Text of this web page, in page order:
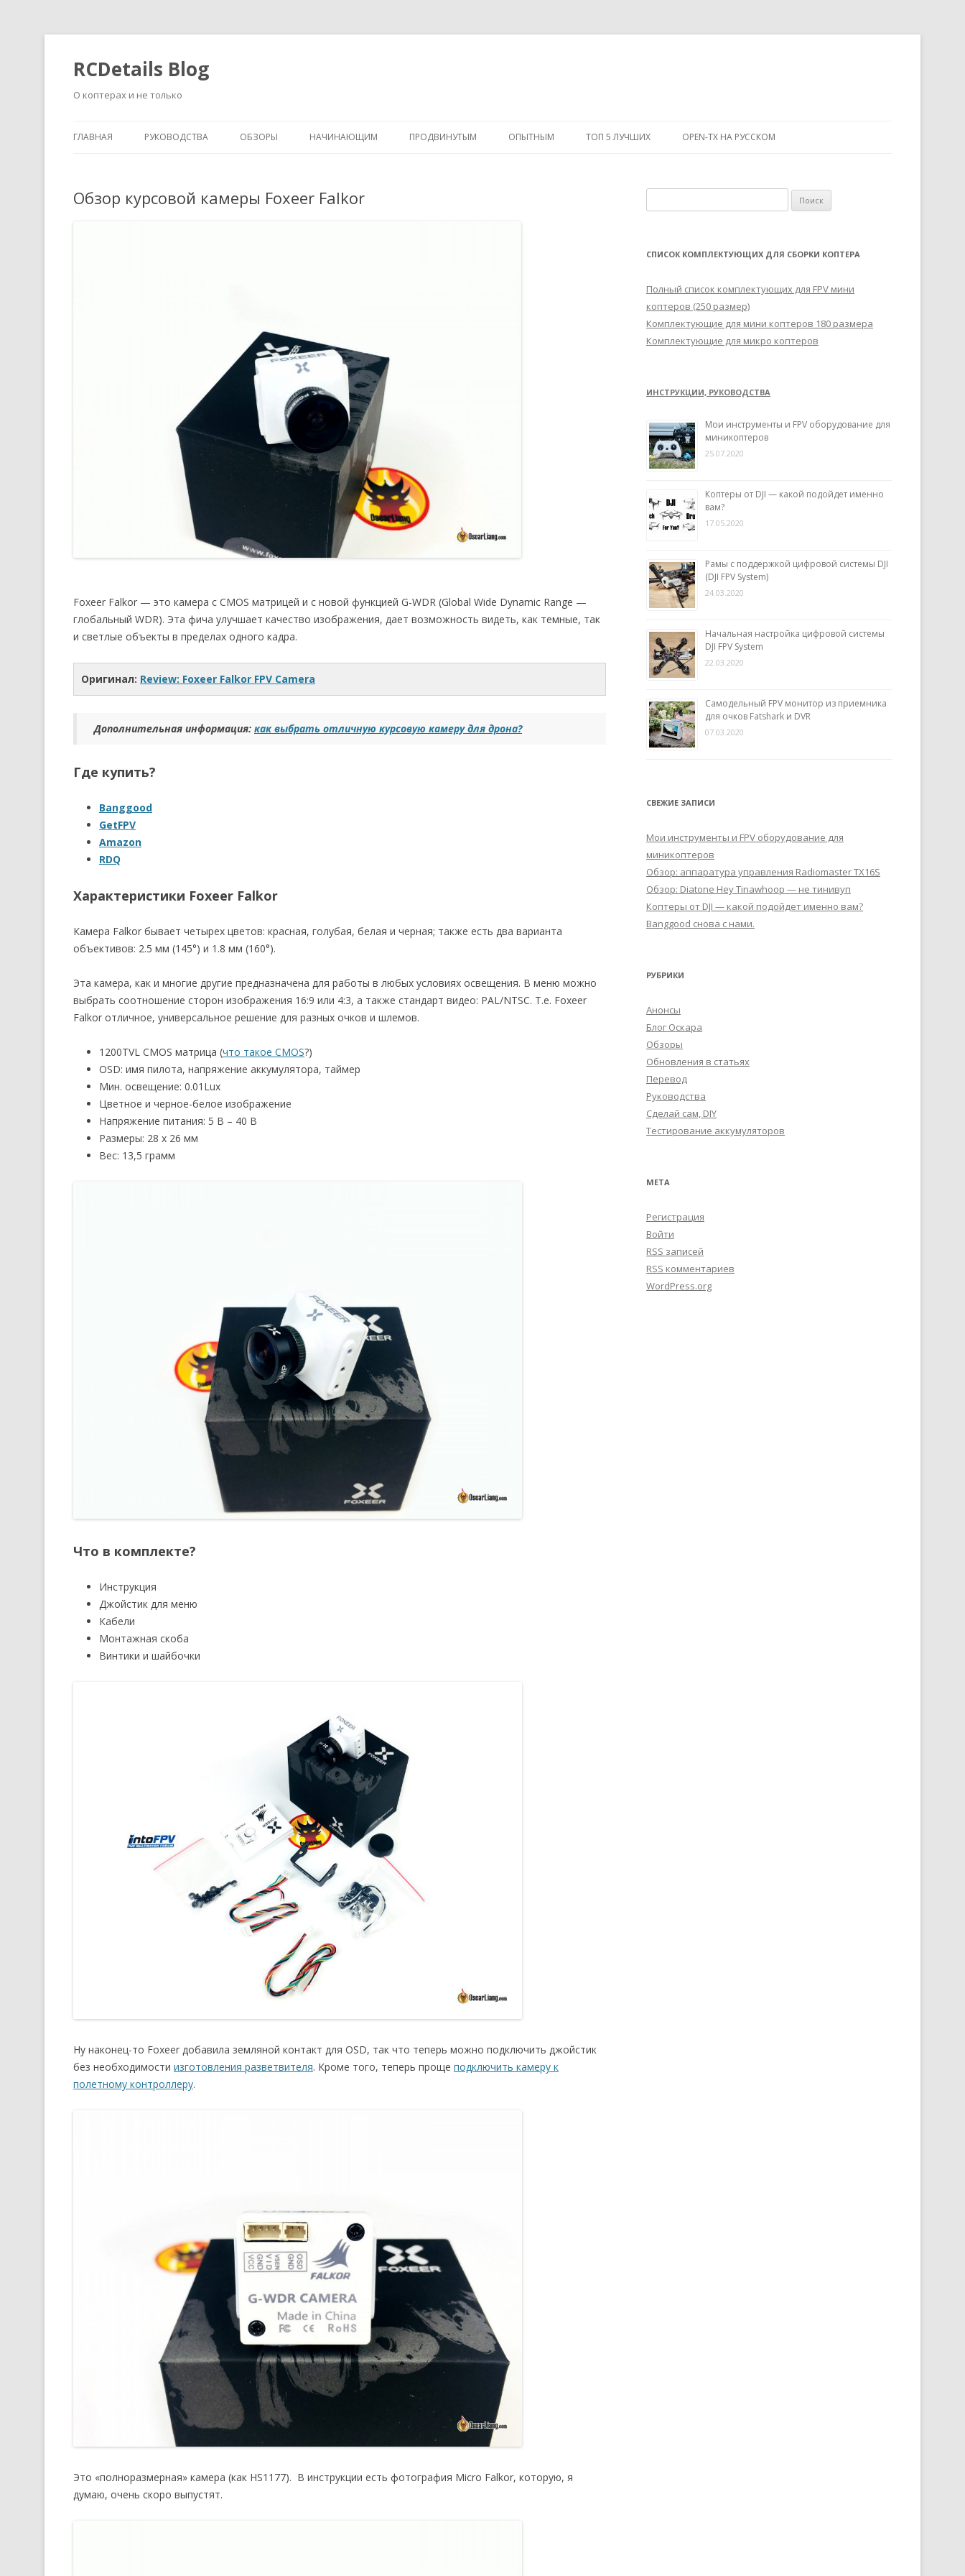
RCDetails Blog
О коптерах и не только
ГЛАВНАЯ РУКОВОДСТВА ОБЗОРЫ НАЧИНАЮЩИМ ПРОДВИНУТЫМ ОПЫТНЫМ ТОП 5 ЛУЧШИХ OPEN-TX НА РУССКОМ
Обзор курсовой камеры Foxeer Falkor
Foxeer Falkor — это камера с CMOS матрицей и с новой функцией G-WDR (Global Wide Dynamic Range —
глобальный WDR). Эта фича улучшает качество изображения, дает возможность видеть, как темные, так
и светлые объекты в пределах одного кадра.
Оригинал: Review: Foxeer Falkor FPV Camera
Дополнительная информация: как выбрать отличную курсовую камеру для дрона?
Где купить?
Banggood
GetFPV
Amazon
RDQ
Характеристики Foxeer Falkor
Камера Falkor бывает четырех цветов: красная, голубая, белая и черная; также есть два варианта
объективов: 2.5 мм (145°) и 1.8 мм (160°).
Эта камера, как и многие другие предназначена для работы в любых условиях освещения. В меню можно
выбрать соотношение сторон изображения 16:9 или 4:3, а также стандарт видео: PAL/NTSC. Т.е. Foxeer
Falkor отличное, универсальное решение для разных очков и шлемов.
1200TVL CMOS матрица (что такое CMOS?)
OSD: имя пилота, напряжение аккумулятора, таймер
Мин. освещение: 0.01Lux
Цветное и черное-белое изображение
Напряжение питания: 5 В – 40 В
Размеры: 28 x 26 мм
Вес: 13,5 грамм
Что в комплекте?
Инструкция
Джойстик для меню
Кабели
Монтажная скоба
Винтики и шайбочки
Ну наконец-то Foxeer добавила земляной контакт для OSD, так что теперь можно подключить джойстик
без необходимости изготовления разветвителя. Кроме того, теперь проще подключить камеру к
полетному контроллеру.
Это «полноразмерная» камера (как HS1177). В инструкции есть фотография Micro Falkor, которую, я
думаю, очень скоро выпустят.
а
т
:
СПИСОК КОМПЛЕКТУЮЩИХ ДЛЯ СБОРКИ КОПТЕРА
Полный список комплектующих для FPV мини
коптеров (250 размер)
Комплектующие для мини коптеров 180 размера
Комплектующие для микро коптеров
ИНСТРУКЦИИ, РУКОВОДСТВА
Мои инструменты и FPV оборудование для
миникоптеров
25.07.2020
Коптеры от DJI — какой подойдет именно
вам?
17.05.2020
Рамы с поддержкой цифровой системы DJI
(DJI FPV System)
24.03.2020
Начальная настройка цифровой системы
DJI FPV System
22.03.2020
Самодельный FPV монитор из приемника
для очков Fatshark и DVR
07.03.2020
СВЕЖИЕ ЗАПИСИ
Мои инструменты и FPV оборудование для
миникоптеров
Обзор: аппаратура управления Radiomaster TX16S
Обзор: Diatone Hey Tinawhoop — не тинивуп
Коптеры от DJI — какой подойдет именно вам?
Banggood снова с нами.
РУБРИКИ
Анонсы
Блог Оскара
Обзоры
Обновления в статьях
Перевод
Руководства
Сделай сам, DIY
Тестирование аккумуляторов
МЕТА
Регистрация
Войти
RSS записей
RSS комментариев
WordPress.org